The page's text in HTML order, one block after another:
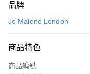
信用卡一次付款
Apple Pay
街口支付
品牌
Jo Malone London
商品特色
商品編號